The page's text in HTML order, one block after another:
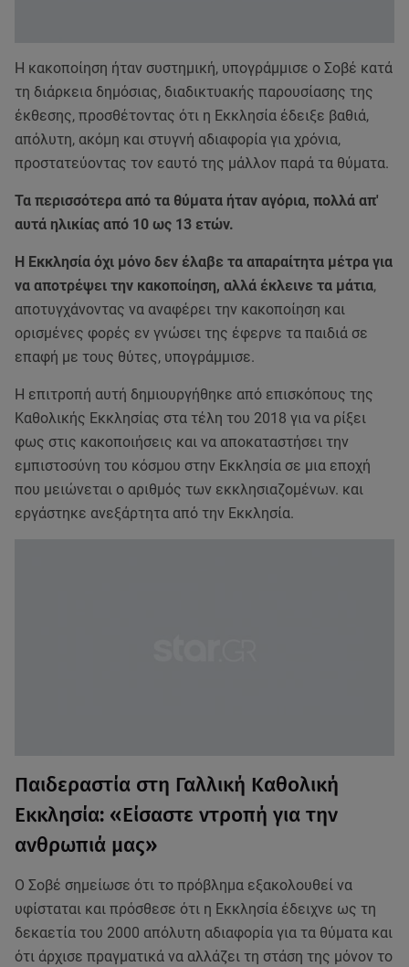
Η κακοποίηση ήταν συστημική, υπογράμμισε ο Σοβέ κατά
τη διάρκεια δημόσιας, διαδικτυακής παρουσίασης της
έκθεσης, προσθέτοντας ότι η Εκκλησία έδειξε βαθιά,
απόλυτη, ακόμη και στυγνή αδιαφορία για χρόνια,
προστατεύοντας τον εαυτό της μάλλον παρά τα θύματα.
Τα περισσότερα από τα θύματα ήταν αγόρια, πολλά απ'
αυτά ηλικίας από 10 ως 13 ετών.
Η Εκκλησία όχι μόνο δεν έλαβε τα απαραίτητα μέτρα για
να αποτρέψει την κακοποίηση, αλλά έκλεινε τα μάτια,
αποτυγχάνοντας να αναφέρει την κακοποίηση και
ορισμένες φορές εν γνώσει της έφερνε τα παιδιά σε
επαφή με τους θύτες, υπογράμμισε.
Η επιτροπή αυτή δημιουργήθηκε από επισκόπους της
Καθολικής Εκκλησίας στα τέλη του 2018 για να ρίξει
φως στις κακοποιήσεις και να αποκαταστήσει την
εμπιστοσύνη του κόσμου στην Εκκλησία σε μια εποχή
που μειώνεται ο αριθμός των εκκλησιαζομένων. και
εργάστηκε ανεξάρτητα από την Εκκλησία.
Παιδεραστία στη Γαλλική Καθολική
Εκκλησία: «Είσαστε ντροπή για την
ανθρωπιά μας»
Ο Σοβέ σημείωσε ότι το πρόβλημα εξακολουθεί να
υφίσταται και πρόσθεσε ότι η Εκκλησία έδειχνε ως τη
δεκαετία του 2000 απόλυτη αδιαφορία για τα θύματα και
ότι άρχισε πραγματικά να αλλάζει τη στάση της μόνον το